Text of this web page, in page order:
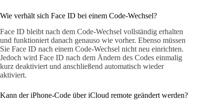
Wie verhält sich Face ID bei einem Code-Wechsel?
Face ID bleibt nach dem Code-Wechsel vollständig erhalten
und funktioniert danach genauso wie vorher. Ebenso müssen
Sie Face ID nach einem Code-Wechsel nicht neu einrichten.
Jedoch wird Face ID nach dem Ändern des Codes einmalig
kurz deaktiviert und anschließend automatisch wieder
aktiviert.
Kann der iPhone-Code über iCloud remote geändert werden?